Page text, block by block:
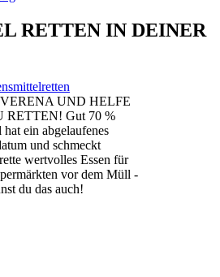
RETTEN IN DEINER
UND HELFE
Gut 70 %
ein abgelaufenes
und schmeckt
wertvolles Essen für
vor dem Müll -
du das auch!